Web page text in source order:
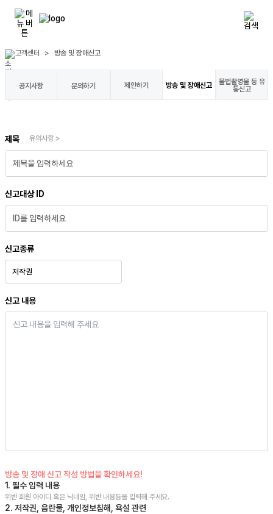
고객센터 > 방송 및 장애신고
공지사항 문의하기 제안하기 방송 및 장애신고
불법촬영물 등 유
통신고
제목 유의사항 >
신고대상 ID
신고종류
신고 내용
방송 및 장애 신고 작성 방법을 확인하세요!
1. 필수 입력 내용
위반 회원 아이디 혹은 닉네임, 위반 내용등을 입력해 주세요.
2. 저작권, 음란물, 개인정보침해, 욕설 관련